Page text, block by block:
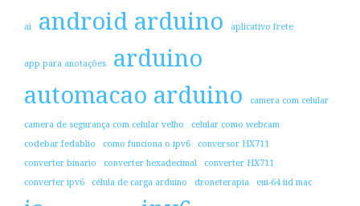
ai android arduino aplicativo frete
app para anotações
arduino
automacao arduino
camera com celular
camera de segurança com celular velho
celular como webcam
codebar fedablio
como funciona o ipv6
conversor HX711
converter binario
converter hexadecimal
converter HX711
converter ipv6
célula de carga arduino droneterapia eui-64 iid mac